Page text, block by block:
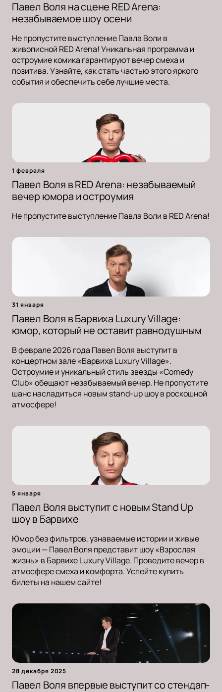
Павел Воля на сцене RED Arena:
незабываемое шоу осени
Не пропустите выступление Павла Воли в
живописной RED Arena! Уникальная программа и
остроумие комика гарантируют вечер смеха и
позитива. Узнайте, как стать частью этого яркого
события и обеспечить себе лучшие места.
1 февраля
Павел Воля в RED Arena: незабываемый
вечер юмора и остроумия
Не пропустите выступление Павла Воли в RED Arena!
31 января
Павел Воля в Барвиха Luxury Village:
юмор, который не оставит равнодушным
В феврале 2026 года Павел Воля выступит в
концертном зале «Барвиха Luxury Village».
Остроумие и уникальный стиль звезды «Comedy
Club» обещают незабываемый вечер. Не пропустите
шанс насладиться новым stand-up шоу в роскошной
атмосфере!
5 января
Павел Воля выступит с новым Stand Up
шоу в Барвихе
Юмор без фильтров, узнаваемые истории и живые
эмоции — Павел Воля представит шоу «Взрослая
жизнь» в Барвихе Luxury Village. Проведите вечер в
атмосфере смеха и комфорта. Успейте купить
билеты на нашем сайте!
28 декабря 2025
Павел Воля впервые выступит со стендап-